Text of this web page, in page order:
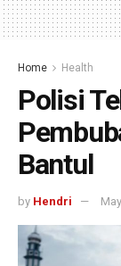
Home Health
Polisi
Bantul
by Hendri